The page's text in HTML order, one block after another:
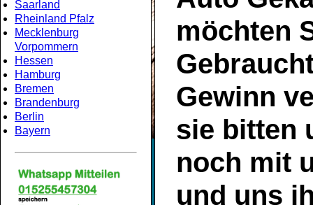
Saarland
Rheinland Pfalz
Mecklenburg
Vorpommern
Hessen
Hamburg
Bremen
Brandenburg
Berlin
Bayern
möchten
Gewinn
sie bitten
noch mit
und uns